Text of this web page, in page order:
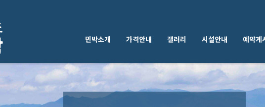
민박소개 가격안내 갤러리 시설안내 예약게